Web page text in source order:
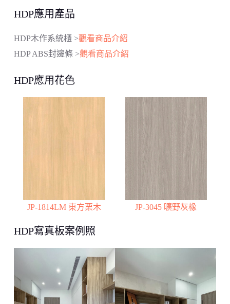
HDP應用產品
HDP木作系統櫃 >觀看商品介紹
HDP ABS封邊條 >觀看商品介紹
HDP應用花色
JP-1814LM 東方栗木 JP-3045 曠野灰橡
HDP寫真板案例照